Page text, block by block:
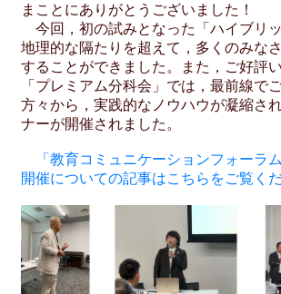
まことにありがとうございました！
今回，初の試みとなった「ハイブリッ
地理的な隔たりを超えて，多くのみな
することができました。また，ご好評
「プレミアム分科会」では，最前線で
方々から，実践的なノウハウが凝縮さ
ナーが開催されました。
「教育コミュニケーションフォーラ
開催についての記事はこちらをご覧くだ